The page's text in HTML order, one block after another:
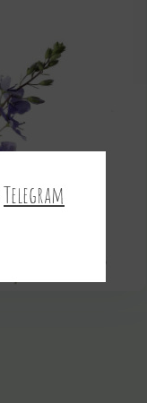
Telegram